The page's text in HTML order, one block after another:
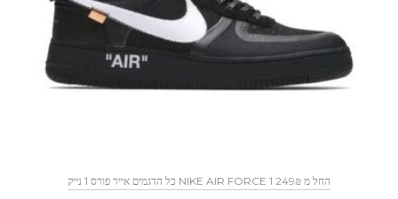
כל הדגמים אייר פורס 1 נייק NIKE AIR FORCE 1 החל מ 249₪